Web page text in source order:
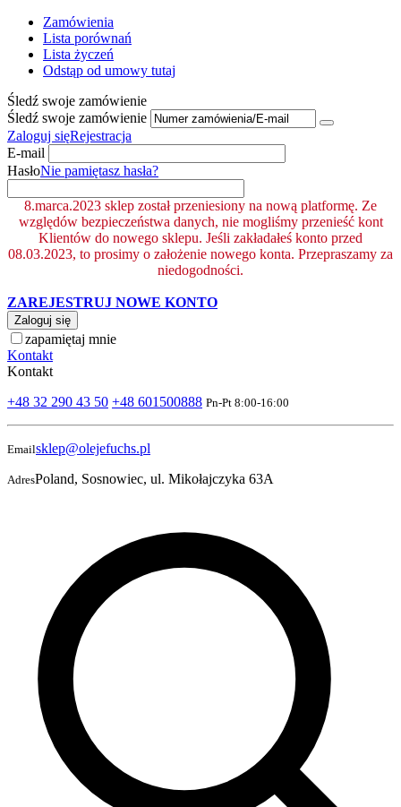
Zamówienia
Lista porównań
Lista życzeń
Odstąp od umowy tutaj
Śledź swoje zamówienie
Śledź swoje zamówienie
Zaloguj sięRejestracja
E-mail
HasłoNie pamiętasz hasła?
8.marca.2023 sklep został przeniesiony na nową platformę. Ze
względów bezpieczeństwa danych, nie mogliśmy przenieść kont
Klientów do nowego sklepu. Jeśli zakładałeś konto przed
08.03.2023, to prosimy o założenie nowego konta. Przepraszamy za
niedogodności.
ZAREJESTRUJ NOWE KONTO
Zaloguj się
zapamiętaj mnie
Kontakt
Kontakt
+48 32 290 43 50 +48 601500888 Pn-Pt 8:00-16:00
Emailsklep@olejefuchs.pl
AdresPoland, Sosnowiec, ul. Mikołajczyka 63A